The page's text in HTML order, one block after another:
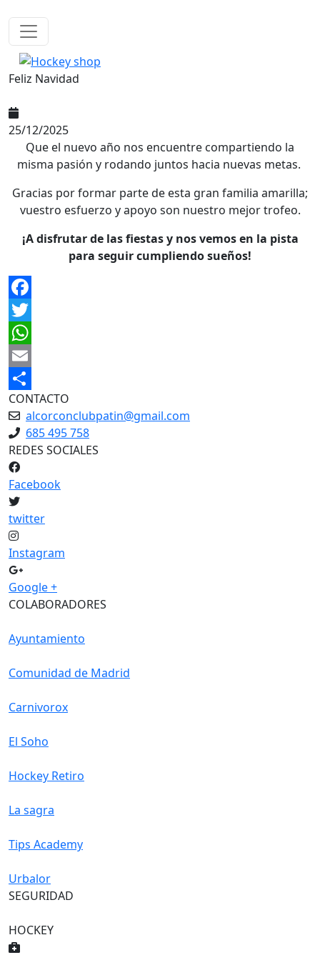
Feliz Navidad
25/12/2025
Que el nuevo año nos encuentre compartiendo la
misma pasión y rodando juntos hacia nuevas metas.
Gracias por formar parte de esta gran familia amarilla;
vuestro esfuerzo y apoyo son nuestro mejor trofeo.
¡A disfrutar de las fiestas y nos vemos en la pista
para seguir cumpliendo sueños!
Facebook
Twitter
WhatsApp
Email
Share
CONTACTO
alcorconclubpatin@gmail.com
685 495 758
REDES SOCIALES
Facebook
twitter
Instagram
Google +
COLABORADORES
Ayuntamiento
Comunidad de Madrid
Carnivorox
El Soho
Hockey Retiro
La sagra
Tips Academy
Urbalor
SEGURIDAD
HOCKEY